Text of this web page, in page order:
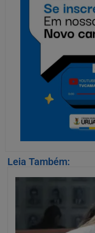
Leia Também: